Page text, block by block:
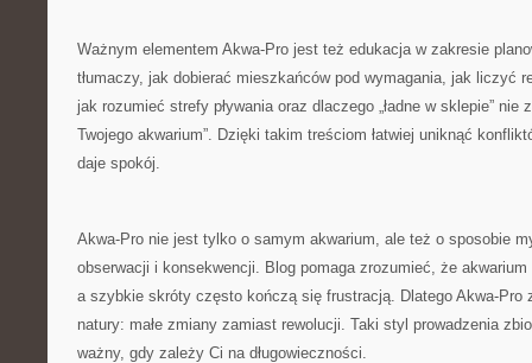
Ważnym elementem Akwa-Pro jest też edukacja w zakresie
tłumaczy, jak dobierać mieszkańców pod wymagania, jak liczyć
jak rozumieć strefy pływania oraz dlaczego „ładne w sklepie” nie
Twojego akwarium”. Dzięki takim treściom łatwiej uniknąć
daje spokój.
Akwa-Pro nie jest tylko o samym akwarium, ale też o sposobie
obserwacji i konsekwencji. Blog pomaga zrozumieć, że
a szybkie skróty często kończą się frustracją. Dlatego Akwa-Pro
natury: małe zmiany zamiast rewolucji. Taki styl prowadzenia
ważny, gdy zależy Ci na długowieczności.